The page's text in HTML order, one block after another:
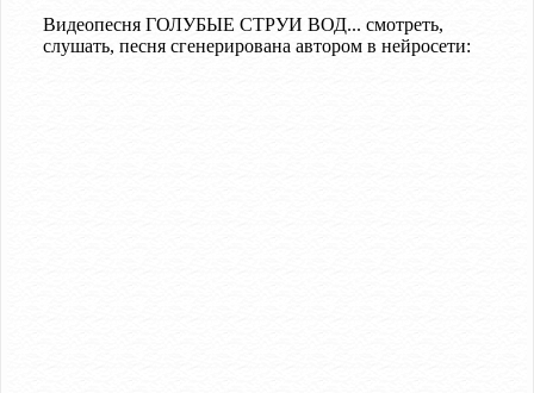
Видеопесня ГОЛУБЫЕ СТРУИ ВОД... смотреть,
слушать, песня сгенерирована автором в нейросети: